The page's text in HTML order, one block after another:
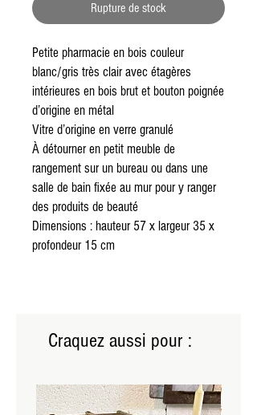
Rupture de stock
Petite pharmacie en bois couleur
blanc/gris très clair avec étagères
intérieures en bois brut et bouton poignée
d’origine en métal
Vitre d’origine en verre granulé
À détourner en petit meuble de
rangement sur un bureau ou dans une
salle de bain fixée au mur pour y ranger
des produits de beauté
Dimensions : hauteur 57 x largeur 35 x
profondeur 15 cm
Craquez aussi pour :